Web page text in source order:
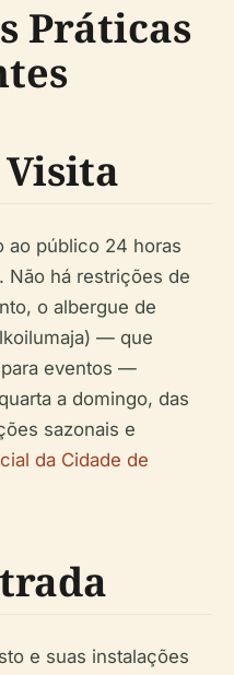
Práticas
ao público 24 horas
Não há restrições de
o albergue de
— que
eventos —
a domingo, das
sazonais e
da Cidade de
e suas instalações